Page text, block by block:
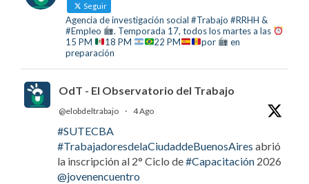
Seguir
Agencia de investigación social #Trabajo #RRHH &
#Empleo
. Temporada 17, todos los martes a las
15 PM
18 PM 22 PM por
en
preparación
OdT - El Observatorio del Trabajo
@elobdeltrabajo · 4 Ago
#SUTECBA
#TrabajadoresdelaCiudaddeBuenosAires abrió
la inscripción al 2° Ciclo de#Capacitación 2026
@jovenencuentro